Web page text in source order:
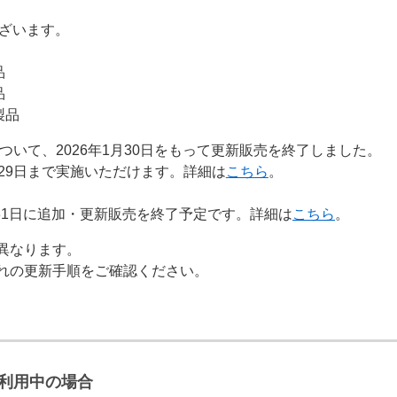
います。
品
て、2026年1月30日をもって更新販売を終了しました。
日まで実施いただけます。詳細はこちら 。
に追加・更新販売を終了予定です。詳細はこちら 。
ります。
更新手順をご確認ください。
用中の場合